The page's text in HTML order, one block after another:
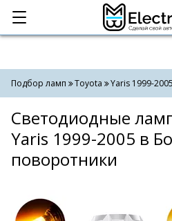
Категории Поиск
Подбор ламп Toyota Yaris 1999-2005
Светодиодные
Yaris 1999-2005 в
поворотники